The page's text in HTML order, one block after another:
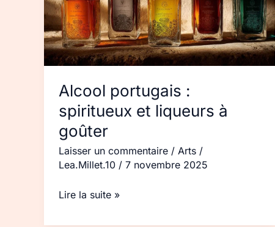
Alcool portugais :
spiritueux et liqueurs à
goûter
Laisser un commentaire / Arts /
Lea.Millet.10 / 7 novembre 2025
liqueurs
à
goûter
Lire la suite »